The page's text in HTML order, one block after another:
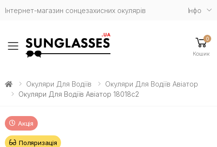
Інтернет-магазин сонцезахисних окулярів Iнфо
Toggle mobile menu
0
Кошик
Окуляри Для Водіїв
Окуляри Для Водіїв Авіатор
Окуляри Для Водіїв Авіатор 18018c2
Акція
Поляризація